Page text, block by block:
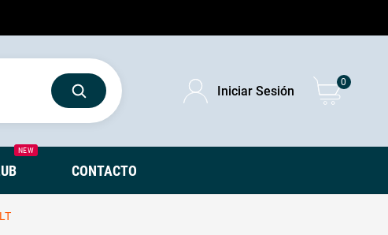
Iniciar Sesión
0
NEW
CONTACTO